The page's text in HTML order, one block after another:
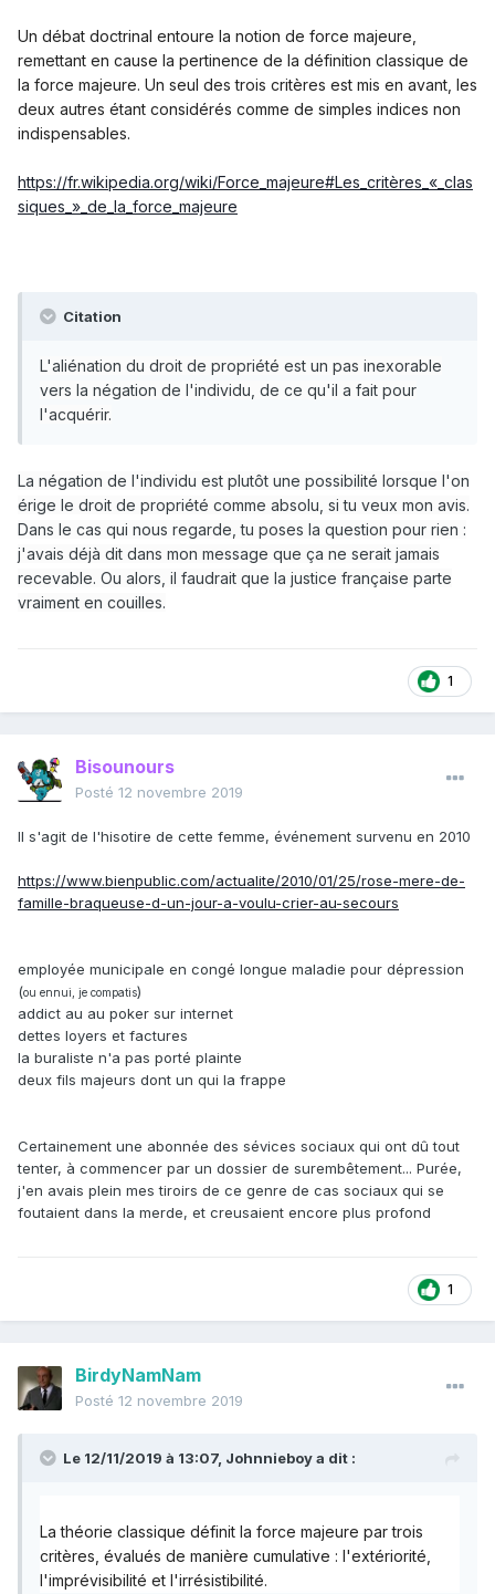
Un débat doctrinal entoure la notion de force majeure,
remettant en cause la pertinence de la définition classique de
la force majeure. Un seul des trois critères est mis en avant, les
deux autres étant considérés comme de simples indices non
indispensables.
https://fr.wikipedia.org/wiki/Force_majeure#Les_critères_«_clas
siques_»_de_la_force_majeure
Citation
L'aliénation du droit de propriété est un pas inexorable
vers la négation de l'individu, de ce qu'il a fait pour
l'acquérir.
La négation de l'individu est plutôt une possibilité lorsque l'on
érige le droit de propriété comme absolu, si tu veux mon avis.
Dans le cas qui nous regarde, tu poses la question pour rien :
j'avais déjà dit dans mon message que ça ne serait jamais
recevable. Ou alors, il faudrait que la justice française parte
vraiment en couilles.
1
Bisounours
Posté 12 novembre 2019
Il s'agit de l'hisotire de cette femme, événement survenu en 2010
https://www.bienpublic.com/actualite/2010/01/25/rose-mere-de-
famille-braqueuse-d-un-jour-a-voulu-crier-au-secours
employée municipale en congé longue maladie pour dépression
(ou ennui, je compatis)
addict au au poker sur internet
dettes loyers et factures
la buraliste n'a pas porté plainte
deux fils majeurs dont un qui la frappe
Certainement une abonnée des sévices sociaux qui ont dû tout
tenter, à commencer par un dossier de surembêtement... Purée,
j'en avais plein mes tiroirs de ce genre de cas sociaux qui se
foutaient dans la merde, et creusaient encore plus profond
1
BirdyNamNam
Posté 12 novembre 2019
Le 12/11/2019 à 13:07, Johnnieboya dit :
La théorie classique définit la force majeure par trois
critères, évalués de manière cumulative : l'extériorité,
l'imprévisibilité et l'irrésistibilité.